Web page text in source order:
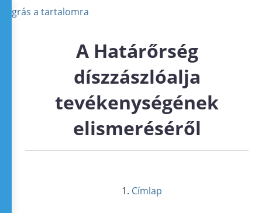
Ugrás a tartalomra
A Határőrség
díszzászlóalja
tevékenységének
elismeréséről
Címlap